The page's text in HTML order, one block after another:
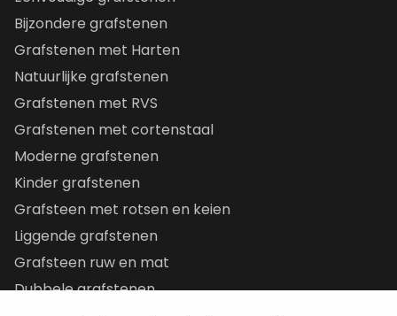
Bijzondere grafstenen
Grafstenen met Harten
Natuurlijke grafstenen
Grafstenen met RVS
Grafstenen met cortenstaal
Moderne grafstenen
Kinder grafstenen
Grafsteen met rotsen en keien
Liggende grafstenen
Grafsteen ruw en mat
Dubbele grafstenen